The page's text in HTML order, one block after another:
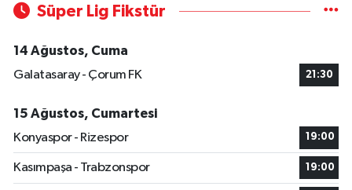
Süper Lig Fikstür
14 Ağustos, Cuma
Galatasaray - Çorum FK
21:30
15 Ağustos, Cumartesi
Konyaspor - Rizespor
19:00
Kasımpaşa - Trabzonspor 19:00